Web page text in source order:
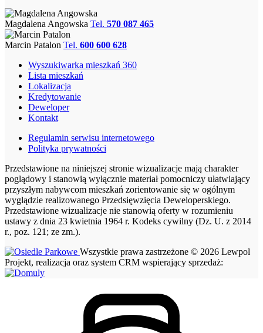
Magdalena Angowska Tel. 570 087 465
Marcin Patalon Tel. 600 600 628
Wyszukiwarka mieszkań 360
Lista mieszkań
Lokalizacja
Kredytowanie
Deweloper
Kontakt
Regulamin serwisu internetowego
Polityka prywatności
Przedstawione na niniejszej stronie wizualizacje mają charakter
poglądowy i stanowią wyłącznie materiał pomocniczy ułatwiający
przyszłym nabywcom mieszkań zorientowanie się w ogólnym
wyglądzie realizowanego Przedsięwzięcia Deweloperskiego.
Przedstawione wizualizacje nie stanowią oferty w rozumieniu
ustawy z dnia 23 kwietnia 1964 r. Kodeks cywilny (Dz. U. z 2014
r., poz. 121; ze zm.).
Wszystkie prawa zastrzeżone © 2026 Lewpol
Projekt, realizacja oraz system CRM wspierający sprzedaż: